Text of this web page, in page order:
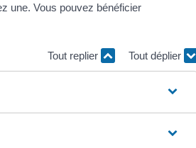
une. Vous pouvez bénéficier
Tout replier Tout déplier